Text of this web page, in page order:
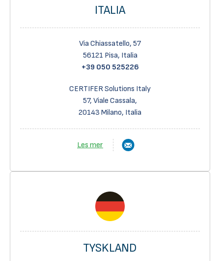
ITALIA
Via Chiassatello, 57
56121 Pisa, Italia
+39 050 525226
CERTIFER Solutions Italy
57, Viale Cassala,
20143 Milano, Italia
Les mer
TYSKLAND